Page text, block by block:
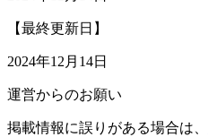
【最終更新日】
2024年12月14日
運営からのお願い
掲載情報に誤りがある場合は、